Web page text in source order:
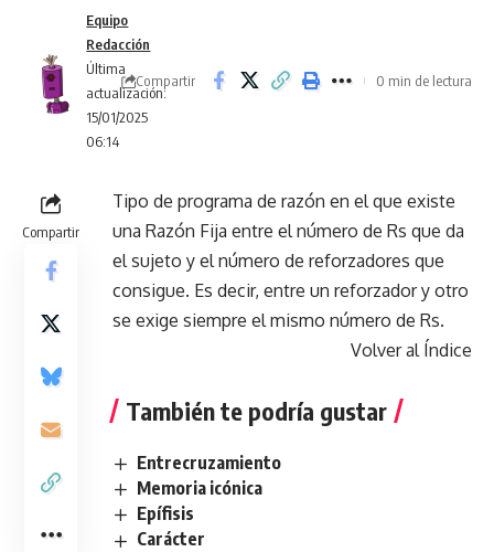
Última
actualización:
15/01/2025
06:14
Equipo
Redacción
Compartir 0 min de lectura
Compartir
Tipo de programa de razón en el que existe
una Razón Fija entre el número de Rs que da
el sujeto y el número de reforzadores que
consigue. Es decir, entre un reforzador y otro
se exige siempre el mismo número de Rs.
Volver al Índice
También te podría gustar
Entrecruzamiento
Memoria icónica
Epífisis
Carácter